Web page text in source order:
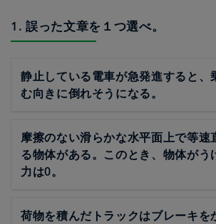
1. 誤った文章を１つ選べ。
静止している電車が急発進すると、
む向きに倒れそうになる。
摩擦のない滑らかな水平面上で等速
る物体がある。このとき、物体がう
力は0。
荷物を積んだトラックはブレーキを